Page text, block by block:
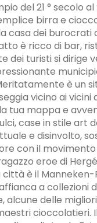
del 21 ° secolo
birra e
dei burocrati
è ricco di bar,
turisti si dirige
è un
vicino ai
tua mappa e
case in stile art
e disinvolto,
con il
eroe di
è il Manneken-
a collezioni
delle
cioccolatieri.